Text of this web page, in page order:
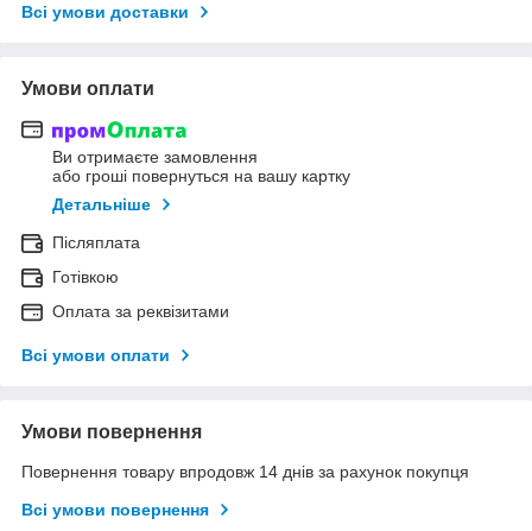
Всі умови доставки
Умови оплати
Ви отримаєте замовлення
або гроші повернуться на вашу картку
Детальніше
Післяплата
Готівкою
Оплата за реквізитами
Всі умови оплати
Умови повернення
Повернення товару впродовж 14 днів за рахунок покупця
Всі умови повернення